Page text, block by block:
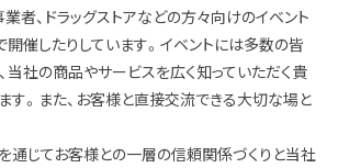
者、ドラッグストアなどの方々向けのイベント
開催したりしています。イベントには多数の皆
当社の商品やサービスを広く知っていただく貴
す。また、お客様と直接交流できる大切な場と
通じてお客様との一層の信頼関係づくりと当社